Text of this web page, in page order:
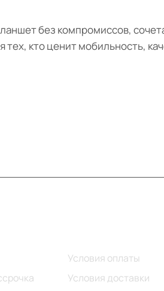
без компромиссов,
кто ценит мобильность,
Условия оплаты
Условия доставки